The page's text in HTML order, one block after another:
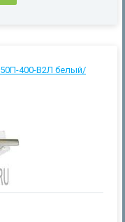
400-В2Л белый/